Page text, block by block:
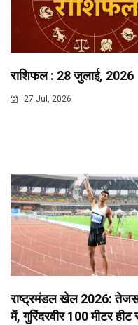
राशिफल : 28 जुलाई, 2026
27 Jul, 2026
राष्ट्रमंडल खेल 2026: तेजस
में, गुरिंदरवीर 100 मीटर हीट